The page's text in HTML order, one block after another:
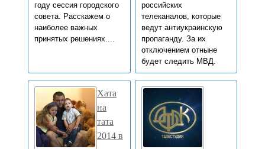
году сессия городского
совета. Расскажем о
наиболее важных
принятых решениях....
российских
телеканалов, которые
ведут антиукраинскую
пропаганду. За их
отключением отныне
будет следить МВД.
Хата
на
тата
2014 в